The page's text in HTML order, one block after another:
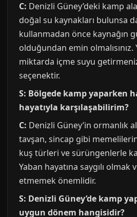
C: Denizli Güney’deki kamp
doğal su kaynakları bulunsa
kullanmadan önce kaynağın
olduğundan emin olmalısınız.
miktarda içme suyu
seçenektir.
S: Bölgede kamp yaparken
hayatıyla karşılaşabilirim?
C: Denizli Güney’in ormanlık
tavşan, sincap gibi
kuş türleri ve sürüngenlerle
Yaban hayatına saygılı olmak
etmemek önemlidir.
S: Denizli Güney’de kamp
uygun dönem hangisidir?